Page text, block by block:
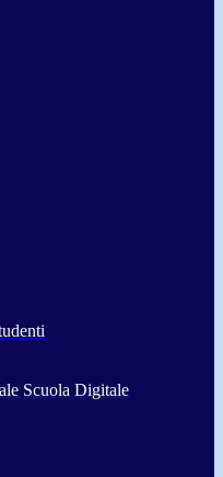
Scuola Digitale